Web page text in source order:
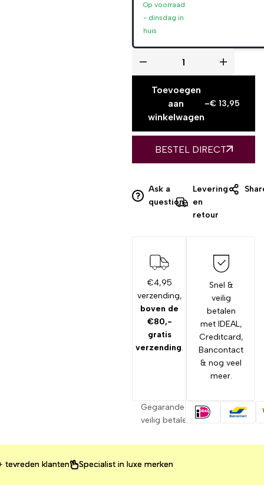
Op voorraad
- dinsdag in
huis
Toevoegen
aan
winkelwagen
-€ 13,95
BESTEL DIRECT
Ask a
question
Levering
en
retour
€4,95
verzending,
boven de
€80,-
gratis
verzending.
Snel &
veilig
betalen
met IDEAL,
Creditcard,
Bancontact
& nog veel
meer.
Gegarandeerd
veilig betalen
klanten Specialist in luxe merken
klanten Specialist in luxe merken
klanten Specialist in luxe merken